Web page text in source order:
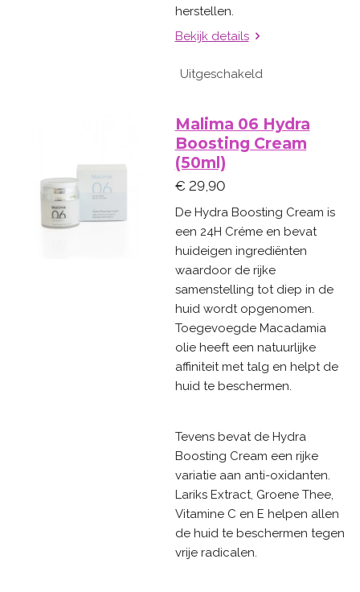
herstellen.
Bekijk details
Uitgeschakeld
Malima 06 Hydra
Boosting Cream
(50ml)
€ 29,90
De Hydra Boosting Cream is
een 24H Créme en bevat
huideigen ingrediënten
waardoor de rijke
samenstelling tot diep in de
huid wordt opgenomen.
Toegevoegde Macadamia
olie heeft een natuurlijke
affiniteit met talg en helpt de
huid te beschermen.
Tevens bevat de Hydra
Boosting Cream een rijke
variatie aan anti-oxidanten.
Lariks Extract, Groene Thee,
Vitamine C en E helpen allen
de huid te beschermen tegen
vrije radicalen.